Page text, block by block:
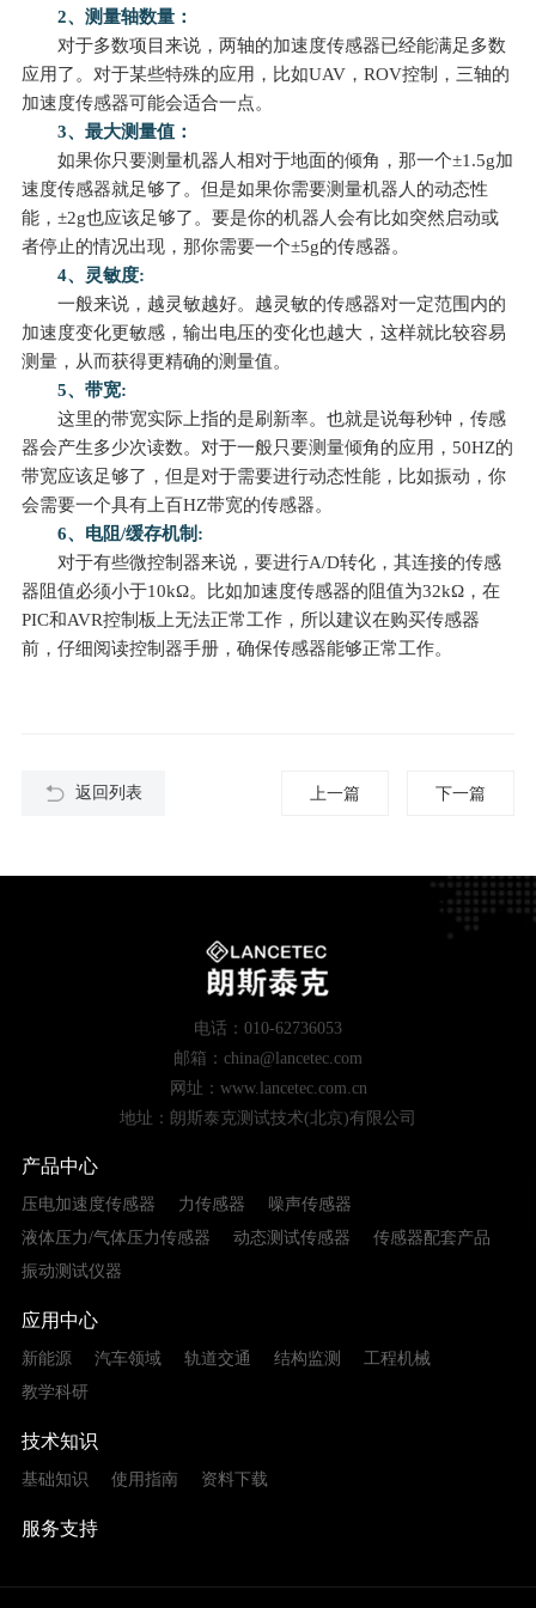
2、测量轴数量：
对于多数项目来说，两轴的加速度传感器已经能满足多数
应用了。对于某些特殊的应用，比如UAV，ROV控制，三轴的
加速度传感器可能会适合一点。
3、最大测量值：
如果你只要测量机器人相对于地面的倾角，那一个±1.5g加
速度传感器就足够了。但是如果你需要测量机器人的动态性
能，±2g也应该足够了。要是你的机器人会有比如突然启动或
者停止的情况出现，那你需要一个±5g的传感器。
4、灵敏度:
一般来说，越灵敏越好。越灵敏的传感器对一定范围内的
加速度变化更敏感，输出电压的变化也越大，这样就比较容易
测量，从而获得更精确的测量值。
5、带宽:
这里的带宽实际上指的是刷新率。也就是说每秒钟，传感
器会产生多少次读数。对于一般只要测量倾角的应用，50HZ的
带宽应该足够了，但是对于需要进行动态性能，比如振动，你
会需要一个具有上百HZ带宽的传感器。
6、电阻/缓存机制:
对于有些微控制器来说，要进行A/D转化，其连接的传感
器阻值必须小于10kΩ。比如加速度传感器的阻值为32kΩ，在
PIC和AVR控制板上无法正常工作，所以建议在购买传感器
前，仔细阅读控制器手册，确保传感器能够正常工作。
返回列表 上一篇 下一篇
电话：010-62736053
邮箱：china@lancetec.com
网址：www.lancetec.com.cn
地址：朗斯泰克测试技术(北京)有限公司
产品中心
压电加速度传感器 力传感器
噪声传感器
液体压力/气体压力传感器
动态测试传感器
传感器配套产品
振动测试仪器
应用中心
新能源 汽车领域 轨道交通 结构监测
工程机械
教学科研
技术知识
基础知识 使用指南 资料下载
服务支持